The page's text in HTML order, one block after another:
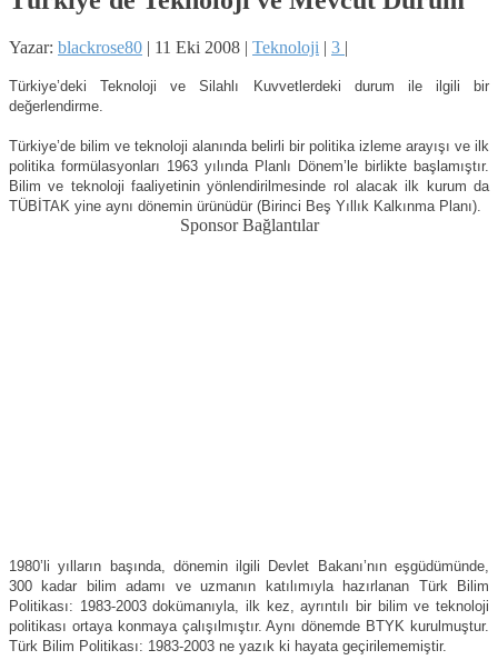
Yazar: blackrose80 | 11 Eki 2008 | Teknoloji | 3 |
Türkiye’deki Teknoloji ve Silahlı Kuvvetlerdeki durum ile ilgili bir
değerlendirme.
Türkiye’de bilim ve teknoloji alanında belirli bir politika izleme arayışı ve ilk
politika formülasyonları 1963 yılında Planlı Dönem’le birlikte başlamıştır.
Bilim ve teknoloji faaliyetinin yönlendirilmesinde rol alacak ilk kurum da
TÜBİTAK yine aynı dönemin ürünüdür (Birinci Beş Yıllık Kalkınma Planı).
Sponsor Bağlantılar
1980’li yılların başında, dönemin ilgili Devlet Bakanı’nın eşgüdümünde,
300 kadar bilim adamı ve uzmanın katılımıyla hazırlanan Türk Bilim
Politikası: 1983-2003 dokümanıyla, ilk kez, ayrıntılı bir bilim ve teknoloji
politikası ortaya konmaya çalışılmıştır. Aynı dönemde BTYK kurulmuştur.
Türk Bilim Politikası: 1983-2003 ne yazık ki hayata geçirilememiştir.